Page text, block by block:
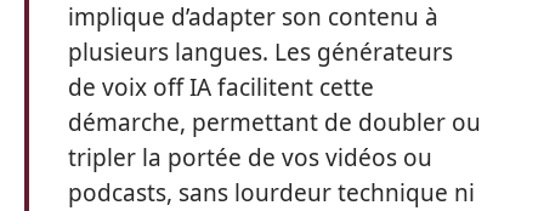
implique d’adapter son contenu à
plusieurs langues. Les générateurs
de voix off IA facilitent cette
démarche, permettant de doubler ou
tripler la portée de vos vidéos ou
podcasts, sans lourdeur technique ni